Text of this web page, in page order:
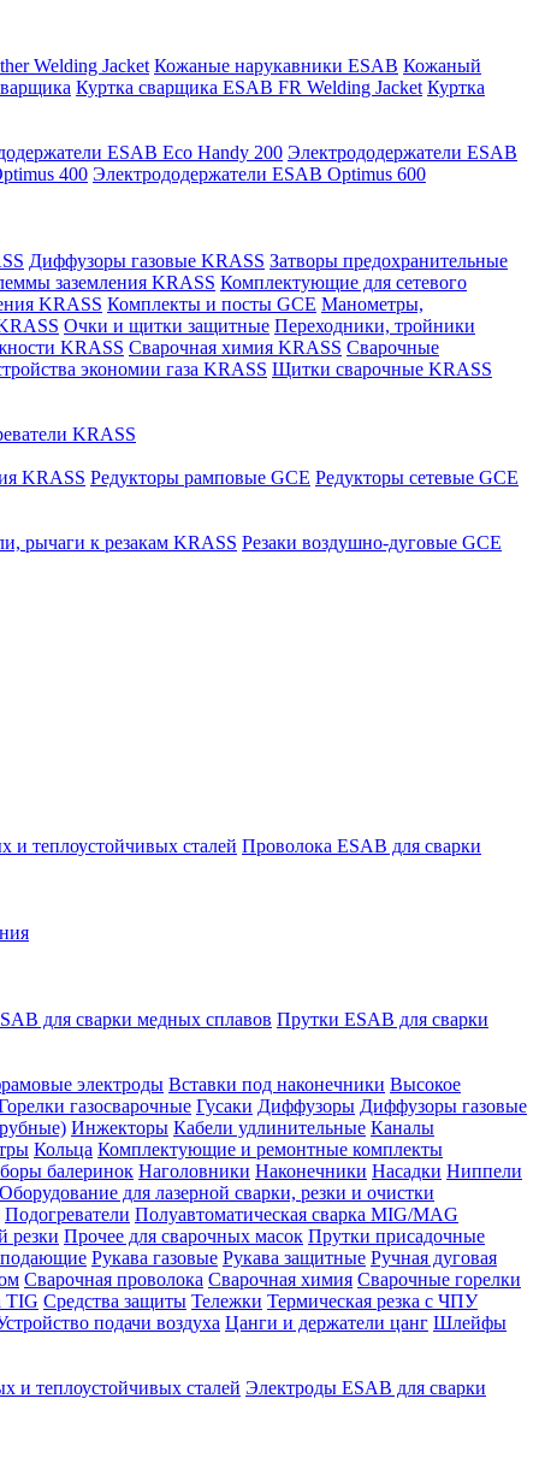
Welding Jacket Кожаные нарукавники ESAB Кожаный
Куртка сварщика ESAB FR Welding Jacket Куртка
ESAB Eco Handy 200 Электрододержатели ESAB
400 Электрододержатели ESAB Optimus 600
Диффузоры газовые KRASS Затворы предохранительные
заземления KRASS Комплектующие для сетевого
KRASS Комплекты и посты GCE Манометры,
Очки и щитки защитные Переходники, тройники
KRASS Сварочная химия KRASS Сварочные
экономии газа KRASS Щитки сварочные KRASS
KRASS
KRASS Редукторы рамповые GCE Редукторы сетевые GCE
рычаги к резакам KRASS Резаки воздушно-дуговые GCE
и теплоустойчивых сталей Проволока ESAB для сварки
для сварки медных сплавов Прутки ESAB для сварки
электроды Вставки под наконечники Высокое
газосварочные Гусаки Диффузоры Диффузоры газовые
Инжекторы Кабели удлинительные Каналы
Кольца Комплектующие и ремонтные комплекты
балеринок Наголовники Наконечники Насадки Ниппели
Оборудование для лазерной сварки, резки и очистки
Подогреватели Полуавтоматическая сварка MIG/MAG
резки Прочее для сварочных масок Прутки присадочные
Рукава газовые Рукава защитные Ручная дуговая
Сварочная проволока Сварочная химия Сварочные горелки
TIG Средства защиты Тележки Термическая резка с ЧПУ
подачи воздуха Цанги и держатели цанг Шлейфы
и теплоустойчивых сталей Электроды ESAB для сварки